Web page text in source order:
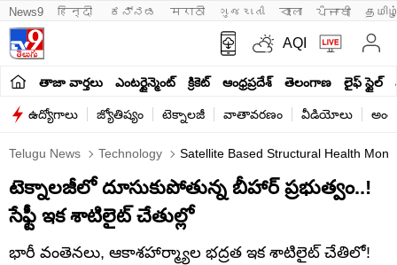
News9 हिन्दी ಕನ್ನಡ मराठी ગુજરાતી বাংলা ਪੰਜਾਬੀ
AQI
తాజా వార్తలు ఎంటర్టైన్మెంట్ క్రికెట్ ఆంధ్రప్రదేశ్ తెలంగాణ లైఫ్ స్టైల్
ఉద్యోగాలు జ్యోతిష్యం టెక్నాలజీ వాతావరణం వీడియోలు
Telugu News Technology Satellite Based Structural Health
టెక్నాలజీలో దూసుకుపోతున్న బీహార్ ప్రభుత్వం..!
సేఫ్టీ ఇక శాటిలైట్ చేతుల్లో
భారీ వంతెనలు, ఆకాశహార్మ్యాల భద్రత ఇక శాటిలైట్ చేతిలో!